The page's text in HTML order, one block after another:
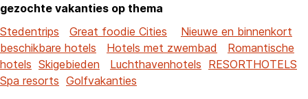
gezochte vakanties op thema
Stedentrips
Great foodie Cities
Nieuwe en binnenkort
beschikbare hotels
Hotels met zwembad
Romantische
hotels Skigebieden Luchthavenhotels RESORTHOTELS
Spa resorts Golfvakanties